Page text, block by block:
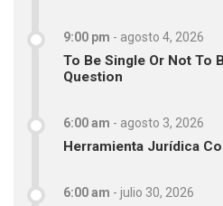
9:00 pm - agosto 4, 2026
To Be Single Or Not To
Question
6:00 am - agosto 3, 2026
Herramienta Jurídica
6:00 am - julio 30, 2026